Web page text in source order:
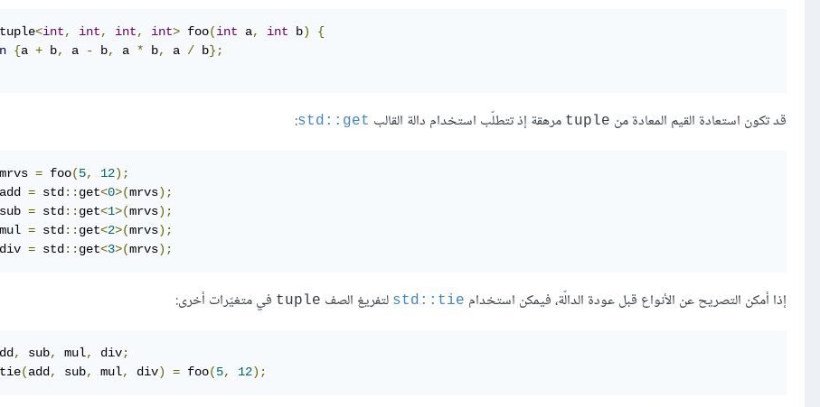
tuple<int, int, int, int> foo(int a, int b)
{
{a + b, a - b, a * b, a / b};
قد تكون استعادة القيم المعادة من ‎tuple‎ مرهقة إذ تتطلّب استخدام دالة القالب ‎std::get‎
:
mrvs = foo(5, 12);
add = std:: get<0>(mrvs);
sub = std:: get<1>(mrvs);
mul = std:: get<2>(mrvs);
div = std:: get<3>(mrvs);
إذا أمكن التصريح عن الأنواع قبل عودة الدالّة، فيمكن استخدام ‎std::tie‎ لتفريغ الصف ‎tuple‎ في متغيّرات أخرى:
, sub, mul, div;
tie(add, sub, mul, div) = foo(5, 12);